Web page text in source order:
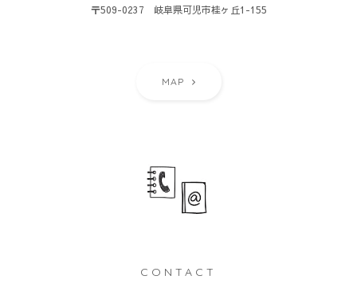
〒509-0237 岐阜県可児市桂ヶ丘1-155
MAP
CONTACT